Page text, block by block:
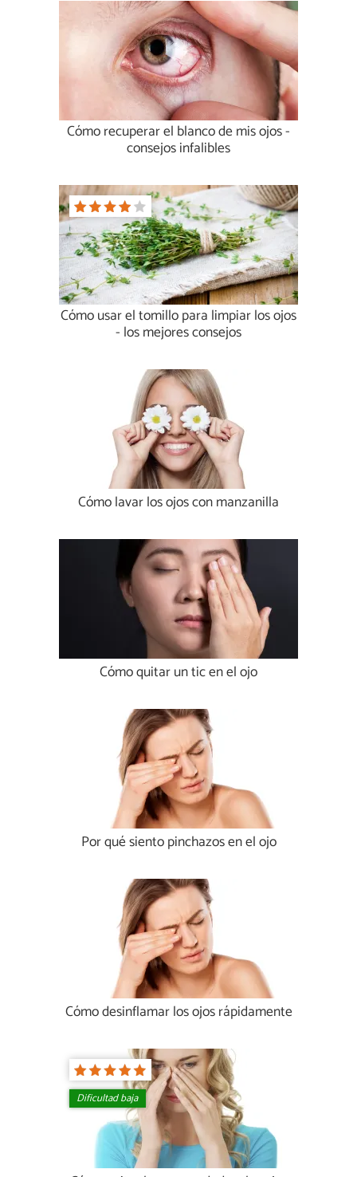
Cómo recuperar el blanco de mis ojos -
consejos infalibles
Cómo usar el tomillo para limpiar los ojos
- los mejores consejos
Cómo lavar los ojos con manzanilla
Cómo quitar un tic en el ojo
Por qué siento pinchazos en el ojo
Cómo desinflamar los ojos rápidamente
Dificultad baja